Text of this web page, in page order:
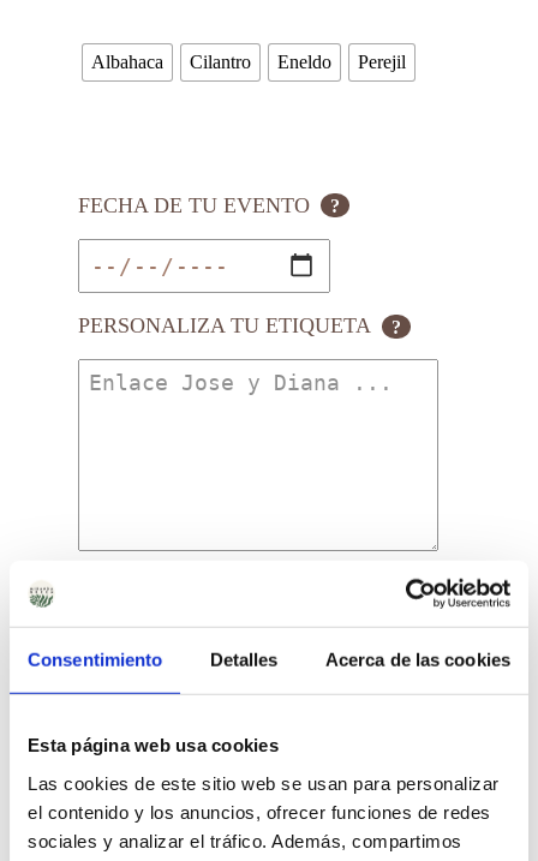
Consentimiento Detalles Acerca de las cookies
Esta página web usa cookies
Las cookies de este sitio web se usan para personalizar
el contenido y los anuncios, ofrecer funciones de redes
sociales y analizar el tráfico. Además, compartimos
Albahaca Cilantro Eneldo Perejil
FECHA DE TU EVENTO ?
PERSONALIZA TU ETIQUETA ?
de
Semillas
Tubo
Cristal
¿Necesitas saber más sobre los envíos?
Saber más sobre los envíos